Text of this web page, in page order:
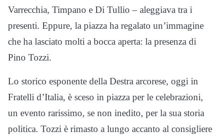
Varrecchia, Timpano e Di Tullio – aleggiava tra i
presenti. Eppure, la piazza ha regalato un’immagine
che ha lasciato molti a bocca aperta: la presenza di
Pino Tozzi.
Lo storico esponente della Destra arcorese, oggi in
Fratelli d’Italia, è sceso in piazza per le celebrazioni,
un evento rarissimo, se non inedito, per la sua storia
politica. Tozzi è rimasto a lungo accanto al consigliere